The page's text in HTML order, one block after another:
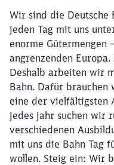
Wir sind die Deutsche
jeden Tag mit uns
enorme Gütermengen
angrenzenden
Deshalb arbeiten wir
Bahn. Dafür brauchen
eine der vielfältigsten
Jedes Jahr suchen wir
verschiedenen
mit uns die Bahn Tag
wollen. Steig ein: Wir